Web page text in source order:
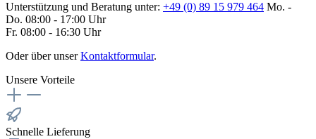
Unterstützung und Beratung unter: +49 (0) 89 15 979 464 Mo. -
Do. 08:00 - 17:00 Uhr
Fr. 08:00 - 16:30 Uhr
Oder über unserKontaktformular.
Unsere Vorteile
Schnelle Lieferung